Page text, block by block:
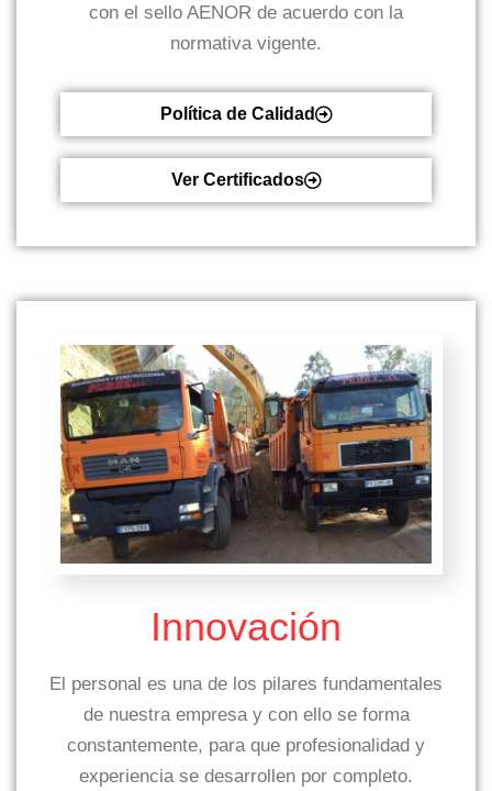
con el sello AENOR de acuerdo con la
normativa vigente.
Política de Calidad
Ver Certificados
Innovación
El personal es una de los pilares fundamentales
de nuestra empresa y con ello se forma
constantemente, para que profesionalidad y
experiencia se desarrollen por completo.